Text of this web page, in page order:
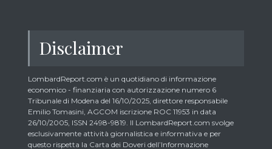
Disclaimer
LombardReport.com è un quotidiano di informazione
economico - finanziaria con autorizzazione numero 6
Tribunale di Modena del 16/10/2025, direttore responsabile
Emilio Tomasini, AGCOM iscrizione ROC 11953 in data
26/10/2005, ISSN 2498-9819. Il LombardReport.com svolge
esclusivamente attività giornalistica e informativa e per
questo rispetta la Carta dei Doveri dell’Informazione